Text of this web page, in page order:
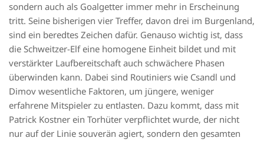
sondern auch als Goalgetter immer mehr in Erscheinung
tritt. Seine bisherigen vier Treffer, davon drei im Burgenland,
sind ein beredtes Zeichen dafür. Genauso wichtig ist, dass
die Schweitzer-Elf eine homogene Einheit bildet und mit
verstärkter Laufbereitschaft auch schwächere Phasen
überwinden kann. Dabei sind Routiniers wie Csandl und
Dimov wesentliche Faktoren, um jüngere, weniger
erfahrene Mitspieler zu entlasten. Dazu kommt, dass mit
Patrick Kostner ein Torhüter verpflichtet wurde, der nicht
nur auf der Linie souverän agiert, sondern den gesamten